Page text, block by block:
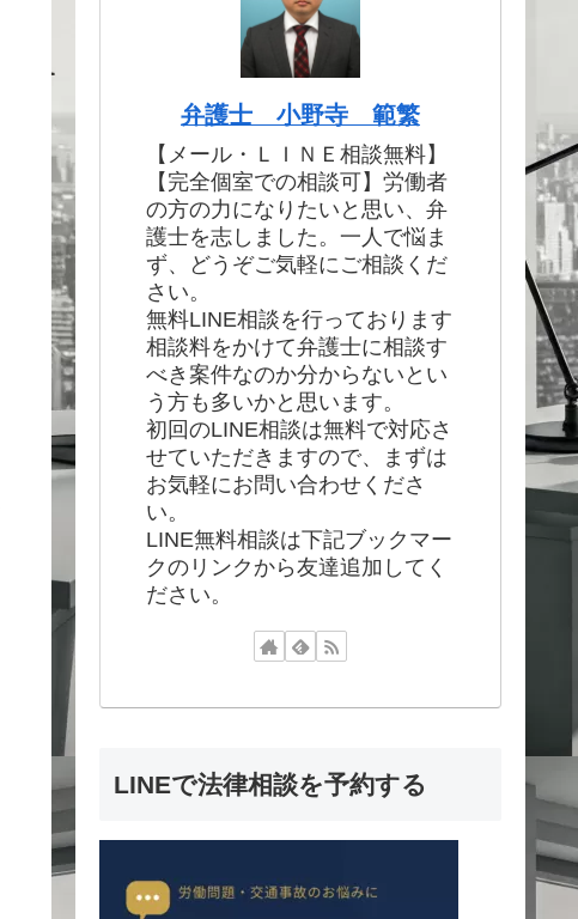
弁護士 小野寺 範繁
【メール・ＬＩＮＥ相談無料】
【完全個室での相談可】労働者
の方の力になりたいと思い、弁
護士を志しました。一人で悩ま
ず、どうぞご気軽にご相談くだ
さい。
無料LINE相談を行っております
相談料をかけて弁護士に相談す
べき案件なのか分からないとい
う方も多いかと思います。
初回のLINE相談は無料で対応さ
せていただきますので、まずは
お気軽にお問い合わせくださ
い。
LINE無料相談は下記ブックマー
クのリンクから友達追加してく
ださい。
LINEで法律相談を予約する